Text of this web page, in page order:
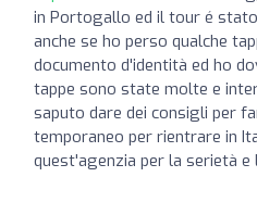
in Portogallo ed il tour é
anche se ho perso qualche
documento d'identità ed ho
tappe sono state molte e
saputo dare dei consigli per
temporaneo per rientrare in
quest'agenzia per la serietà